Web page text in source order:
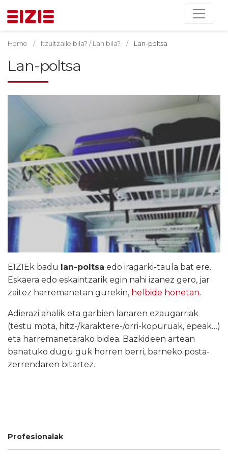
Profesionalak
Home Itzultzaile bila? / Lan bila? Lan-poltsa
Lan-poltsa
EIZIEk badu lan-poltsa edo iragarki-taula bat ere.
Eskaera edo eskaintzarik egin nahi izanez gero, jar
zaitez harremanetan gurekin, helbide honetan.
Adierazi ahalik eta garbien lanaren ezaugarriak
(testu mota, hitz-/karaktere-/orri-kopuruak, epeak…)
eta harremanetarako bidea. Bazkideen artean
banatuko dugu guk horren berri, barneko posta-
zerrendaren bitartez.